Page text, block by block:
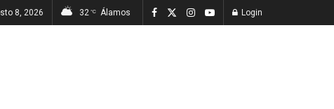
8, 2026 32 °C Álamos Login